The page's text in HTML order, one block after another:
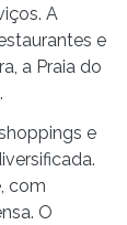
A
e
a Praia do
e
com
O